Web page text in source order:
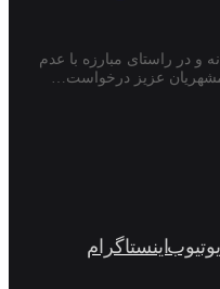
و در راستای مبارزه با عدم
عزیز درخواست…
یوتیوباینستاگرام